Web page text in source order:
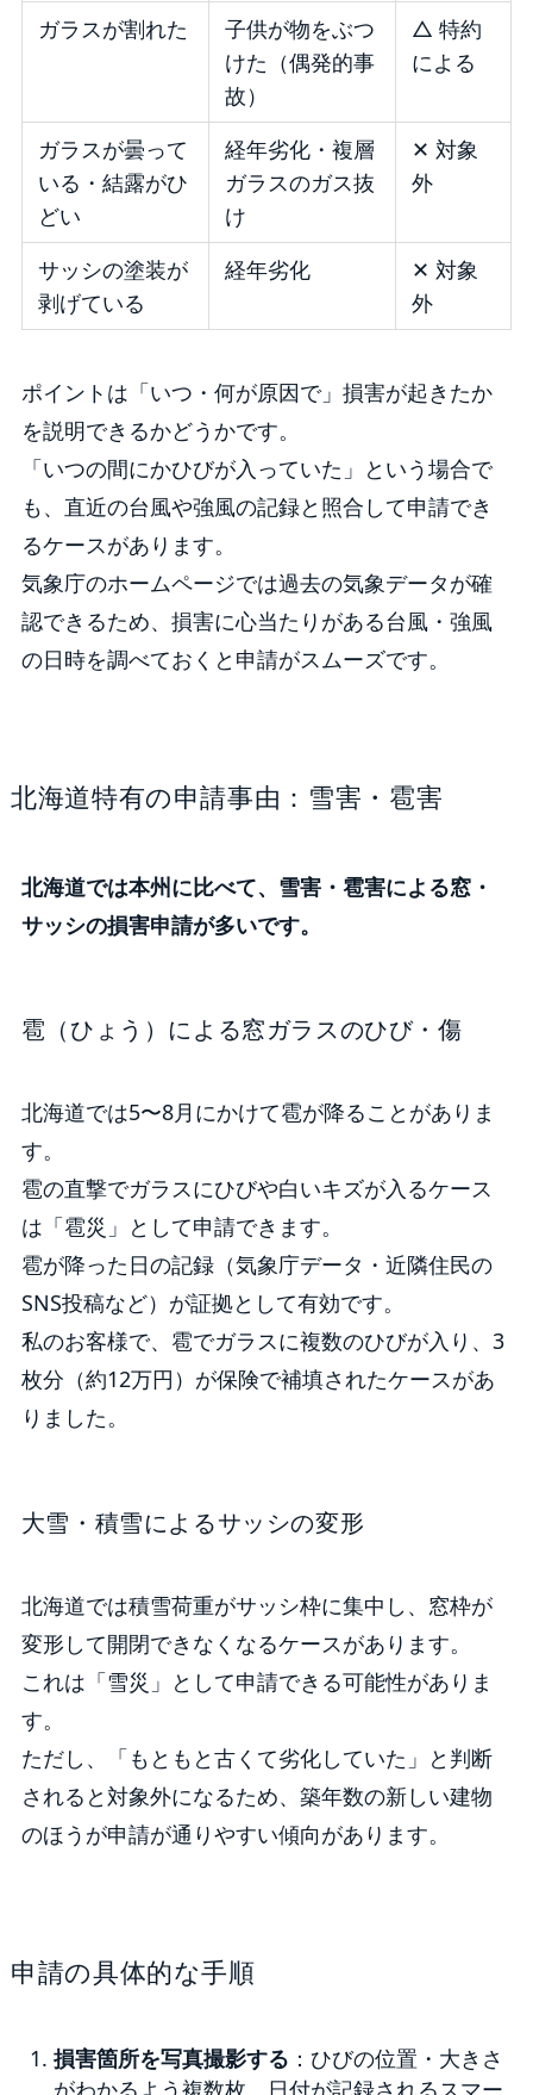
ガラスが割れた
子供が物をぶつ
けた（偶発的事
故）
△ 特約
による
ガラスが曇って
いる・結露がひ
どい
経年劣化・複層
ガラスのガス抜
け
✕ 対象
外
サッシの塗装が
剥げている
経年劣化
✕ 対象
外
ポイントは「いつ・何が原因で」損害が起きたか
を説明できるかどうかです。
「いつの間にかひびが入っていた」という場合で
も、直近の台風や強風の記録と照合して申請でき
るケースがあります。
気象庁のホームページでは過去の気象データが確
認できるため、損害に心当たりがある台風・強風
の日時を調べておくと申請がスムーズです。
北海道特有の申請事由：雪害・雹害
北海道では本州に比べて、雪害・雹害による窓・
サッシの損害申請が多いです。
雹（ひょう）による窓ガラスのひび・傷
北海道では5〜8月にかけて雹が降ることがありま
す。
雹の直撃でガラスにひびや白いキズが入るケース
は「雹災」として申請できます。
雹が降った日の記録（気象庁データ・近隣住民の
SNS投稿など）が証拠として有効です。
私のお客様で、雹でガラスに複数のひびが入り、3
枚分（約12万円）が保険で補填されたケースがあ
りました。
大雪・積雪によるサッシの変形
北海道では積雪荷重がサッシ枠に集中し、窓枠が
変形して開閉できなくなるケースがあります。
これは「雪災」として申請できる可能性がありま
す。
ただし、「もともと古くて劣化していた」と判断
されると対象外になるため、築年数の新しい建物
のほうが申請が通りやすい傾向があります。
申請の具体的な手順
損害箇所を写真撮影する ：ひびの位置・大きさ
がわかるよう複数枚。日付が記録されるスマー